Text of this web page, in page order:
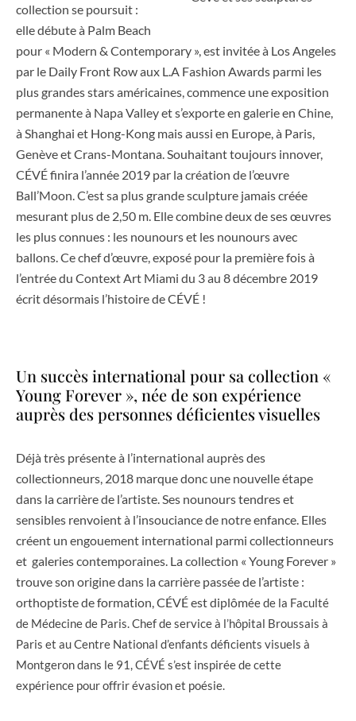
collection se poursuit :
elle débute à Palm Beach
pour « Modern & Contemporary », est invitée à Los Angeles
par le Daily Front Row aux L.A Fashion Awards parmi les
plus grandes stars américaines, commence une exposition
permanente à Napa Valley et s’exporte en galerie en Chine,
à Shanghai et Hong-Kong mais aussi en Europe, à Paris,
Genève et Crans-Montana. Souhaitant toujours innover,
CÉVÉ finira l’année 2019 par la création de l’œuvre
Ball’Moon. C’est sa plus grande sculpture jamais créée
mesurant plus de 2,50 m. Elle combine deux de ses œuvres
les plus connues : les nounours et les nounours avec
ballons. Ce chef d’œuvre, exposé pour la première fois à
l’entrée du Context Art Miami du 3 au 8 décembre 2019
écrit désormais l’histoire de CÉVÉ !
Un succès international pour sa collection «
Young Forever », née de son expérience
auprès des personnes déficientes visuelles
Déjà très présente à l’international auprès des
collectionneurs, 2018 marque donc une nouvelle étape
dans la carrière de l’artiste. Ses nounours tendres et
sensibles renvoient à l’insouciance de notre enfance. Elles
créent un engouement international parmi collectionneurs
et galeries contemporaines. La collection « Young Forever »
trouve son origine dans la carrière passée de l’artiste :
orthoptiste de formation, CÉVÉ est diplômée de la Faculté
de Médecine de Paris. Chef de service à l’hôpital Broussais à
Paris et au Centre National d’enfants déficients visuels à
Montgeron dans le 91, CÉVÉ s’est inspirée de cette
expérience pour offrir évasion et poésie.